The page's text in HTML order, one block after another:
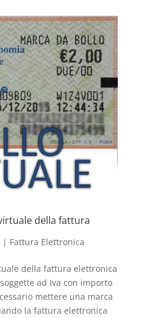
della fattura
| Fattura Elettronica
della fattura elettronica
ad Iva con importo
mettere una marca
la fattura elettronica